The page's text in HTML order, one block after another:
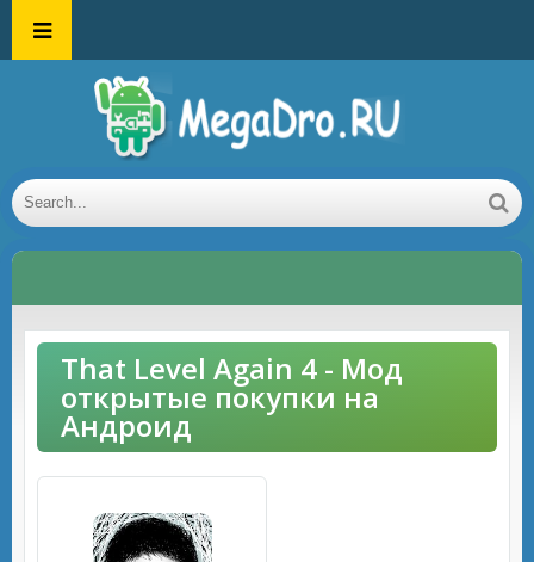
That Level Again 4 - Мод
открытые покупки на
Андроид